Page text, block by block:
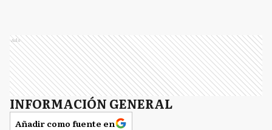
Ads
INFORMACIÓN GENERAL
Añadir como fuente en